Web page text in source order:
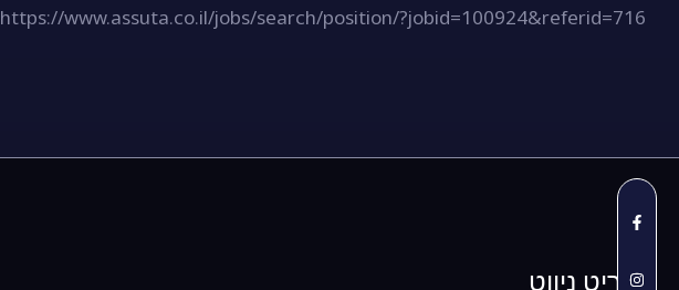
https://www.assuta.co.il/jobs/search/position/?jobid=100924&referid=716
תפריט ניווט